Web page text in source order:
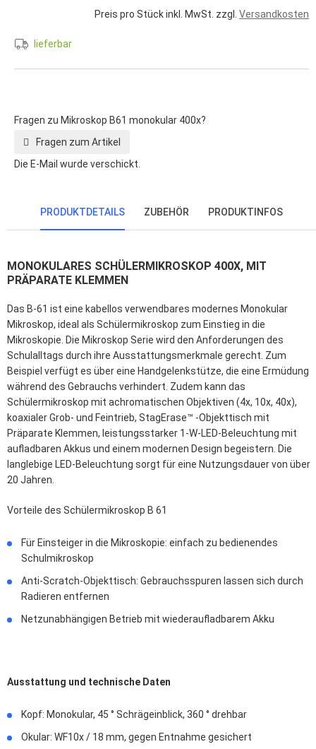
Preis pro Stück inkl. MwSt. zzgl. Versandkosten
lieferbar
Fragen zu Mikroskop B61 monokular 400x?
Fragen zum Artikel
Die E-Mail wurde verschickt.
PRODUKTDETAILS ZUBEHÖR PRODUKTINFOS
MONOKULARES SCHÜLERMIKROSKOP 400X, MIT
PRÄPARATE KLEMMEN
Das B-61 ist eine kabellos verwendbares modernes Monokular
Mikroskop, ideal als Schülermikroskop zum Einstieg in die
Mikroskopie. Die Mikroskop Serie wird den Anforderungen des
Schulalltags durch ihre Ausstattungsmerkmale gerecht. Zum
Beispiel verfügt es über eine Handgelenkstütze, die eine Ermüdung
während des Gebrauchs verhindert. Zudem kann das
Schülermikroskop mit achromatischen Objektiven (4x, 10x, 40x),
koaxialer Grob- und Feintrieb, StagErase™ -Objekttisch mit
Präparate Klemmen, leistungsstarker 1-W-LED-Beleuchtung mit
aufladbaren Akkus und einem modernen Design begeistern. Die
langlebige LED-Beleuchtung sorgt für eine Nutzungsdauer von über
20 Jahren.
Vorteile des Schülermikroskop B 61
Für Einsteiger in die Mikroskopie: einfach zu bedienendes
Schulmikroskop
Anti-Scratch-Objekttisch: Gebrauchsspuren lassen sich durch
Radieren entfernen
Netzunabhängigen Betrieb mit wiederaufladbarem Akku
Ausstattung und technische Daten
Kopf: Monokular, 45 ° Schrägeinblick, 360 ° drehbar
Okular: WF10x / 18 mm, gegen Entnahme gesichert